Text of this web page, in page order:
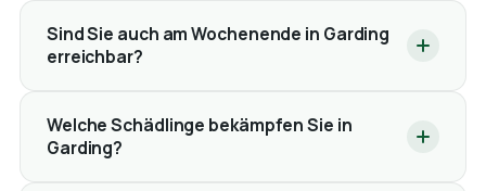
Sind Sie auch am Wochenende in Garding
erreichbar?
Welche Schädlinge bekämpfen Sie in
Garding?